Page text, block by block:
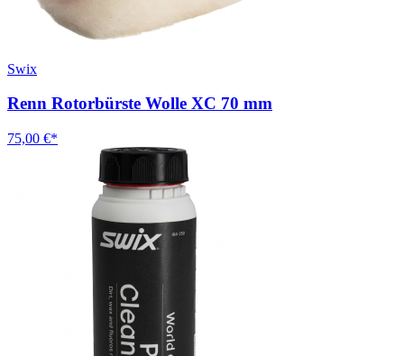
Swix
Renn Rotorbürste Wolle XC 70 mm
75,00 €*